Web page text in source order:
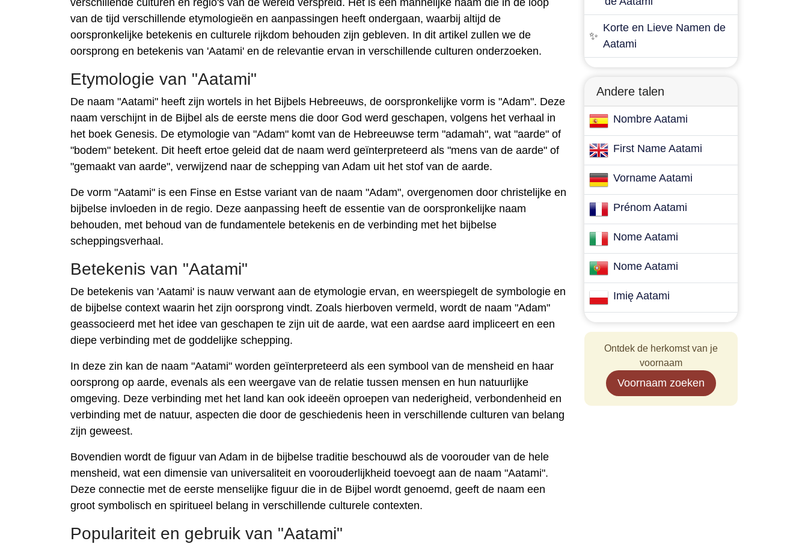
verschillende culturen en regio's van de wereld verspreid. Het is een mannelijke naam die in de loop
van de tijd verschillende etymologieën en aanpassingen heeft ondergaan, waarbij altijd de
oorspronkelijke betekenis en culturele rijkdom behouden zijn gebleven. In dit artikel zullen we de
oorsprong en betekenis van 'Aatami' en de relevantie ervan in verschillende culturen onderzoeken.
Etymologie van "Aatami"
De naam "Aatami" heeft zijn wortels in het Bijbels Hebreeuws, de oorspronkelijke vorm is "Adam". Deze
naam verschijnt in de Bijbel als de eerste mens die door God werd geschapen, volgens het verhaal in
het boek Genesis. De etymologie van "Adam" komt van de Hebreeuwse term "adamah", wat "aarde" of
"bodem" betekent. Dit heeft ertoe geleid dat de naam werd geïnterpreteerd als "mens van de aarde" of
"gemaakt van aarde", verwijzend naar de schepping van Adam uit het stof van de aarde.
De vorm "Aatami" is een Finse en Estse variant van de naam "Adam", overgenomen door christelijke en
bijbelse invloeden in de regio. Deze aanpassing heeft de essentie van de oorspronkelijke naam
behouden, met behoud van de fundamentele betekenis en de verbinding met het bijbelse
scheppingsverhaal.
Betekenis van "Aatami"
De betekenis van 'Aatami' is nauw verwant aan de etymologie ervan, en weerspiegelt de symbologie en
de bijbelse context waarin het zijn oorsprong vindt. Zoals hierboven vermeld, wordt de naam "Adam"
geassocieerd met het idee van geschapen te zijn uit de aarde, wat een aardse aard impliceert en een
diepe verbinding met de goddelijke schepping.
In deze zin kan de naam "Aatami" worden geïnterpreteerd als een symbool van de mensheid en haar
oorsprong op aarde, evenals als een weergave van de relatie tussen mensen en hun natuurlijke
omgeving. Deze verbinding met het land kan ook ideeën oproepen van nederigheid, verbondenheid en
verbinding met de natuur, aspecten die door de geschiedenis heen in verschillende culturen van belang
zijn geweest.
Bovendien wordt de figuur van Adam in de bijbelse traditie beschouwd als de voorouder van de hele
mensheid, wat een dimensie van universaliteit en voorouderlijkheid toevoegt aan de naam "Aatami".
Deze connectie met de eerste menselijke figuur die in de Bijbel wordt genoemd, geeft de naam een ​​
groot symbolisch en spiritueel belang in verschillende culturele contexten.
Populariteit en gebruik van "Aatami"
✨
Korte en Lieve Namen de
Aatami
Andere talen
Nombre Aatami
First Name Aatami
Vorname Aatami
Prénom Aatami
Nome Aatami
Nome Aatami
Imię Aatami
Ontdek de herkomst van je
voornaam
Voornaam zoeken